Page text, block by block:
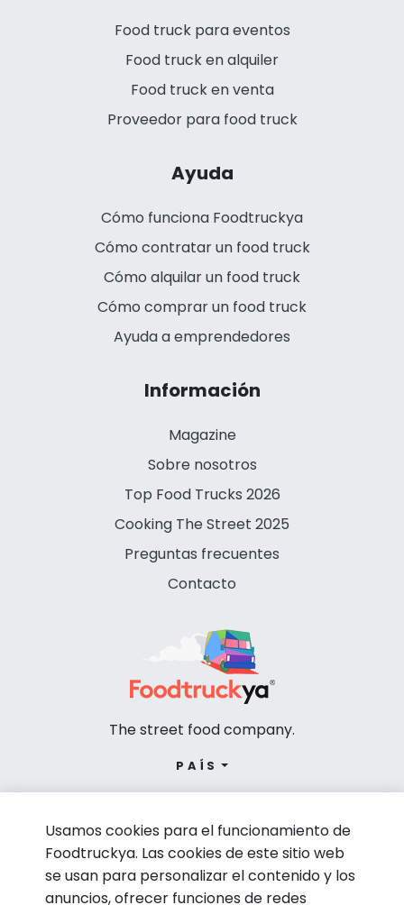
Food truck para eventos
Food truck en alquiler
Food truck en venta
Proveedor para food truck
Ayuda
Cómo funciona Foodtruckya
Cómo contratar un food truck
Cómo alquilar un food truck
Cómo comprar un food truck
Ayuda a emprendedores
Información
Magazine
Sobre nosotros
Top Food Trucks 2026
Cooking The Street 2025
Preguntas frecuentes
Contacto
The street food company.
PAÍS
Usamos cookies para el funcionamiento de
Foodtruckya. Las cookies de este sitio web
se usan para personalizar el contenido y los
anuncios, ofrecer funciones de redes